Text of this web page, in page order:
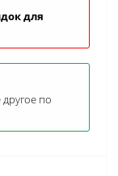
для
по